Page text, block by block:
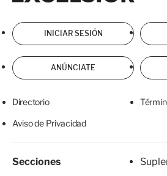
INICIAR SESIÓN
ANÚNCIATE
Directorio
Aviso de Privacidad
Secciones